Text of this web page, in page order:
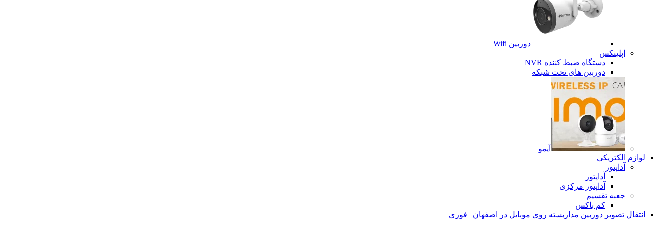
دوربین Wifi
اپلینکس
دستگاه ضبط کننده NVR
دوربین های تحت شبکه
آیمو
لوازم الکتریکی
آداپتور
آداپتور
آداپتور مرکزی
جعبه تقسیم
کم باکس
انتقال تصویر دوربین مداربسته روی موبایل در اصفهان | فوری